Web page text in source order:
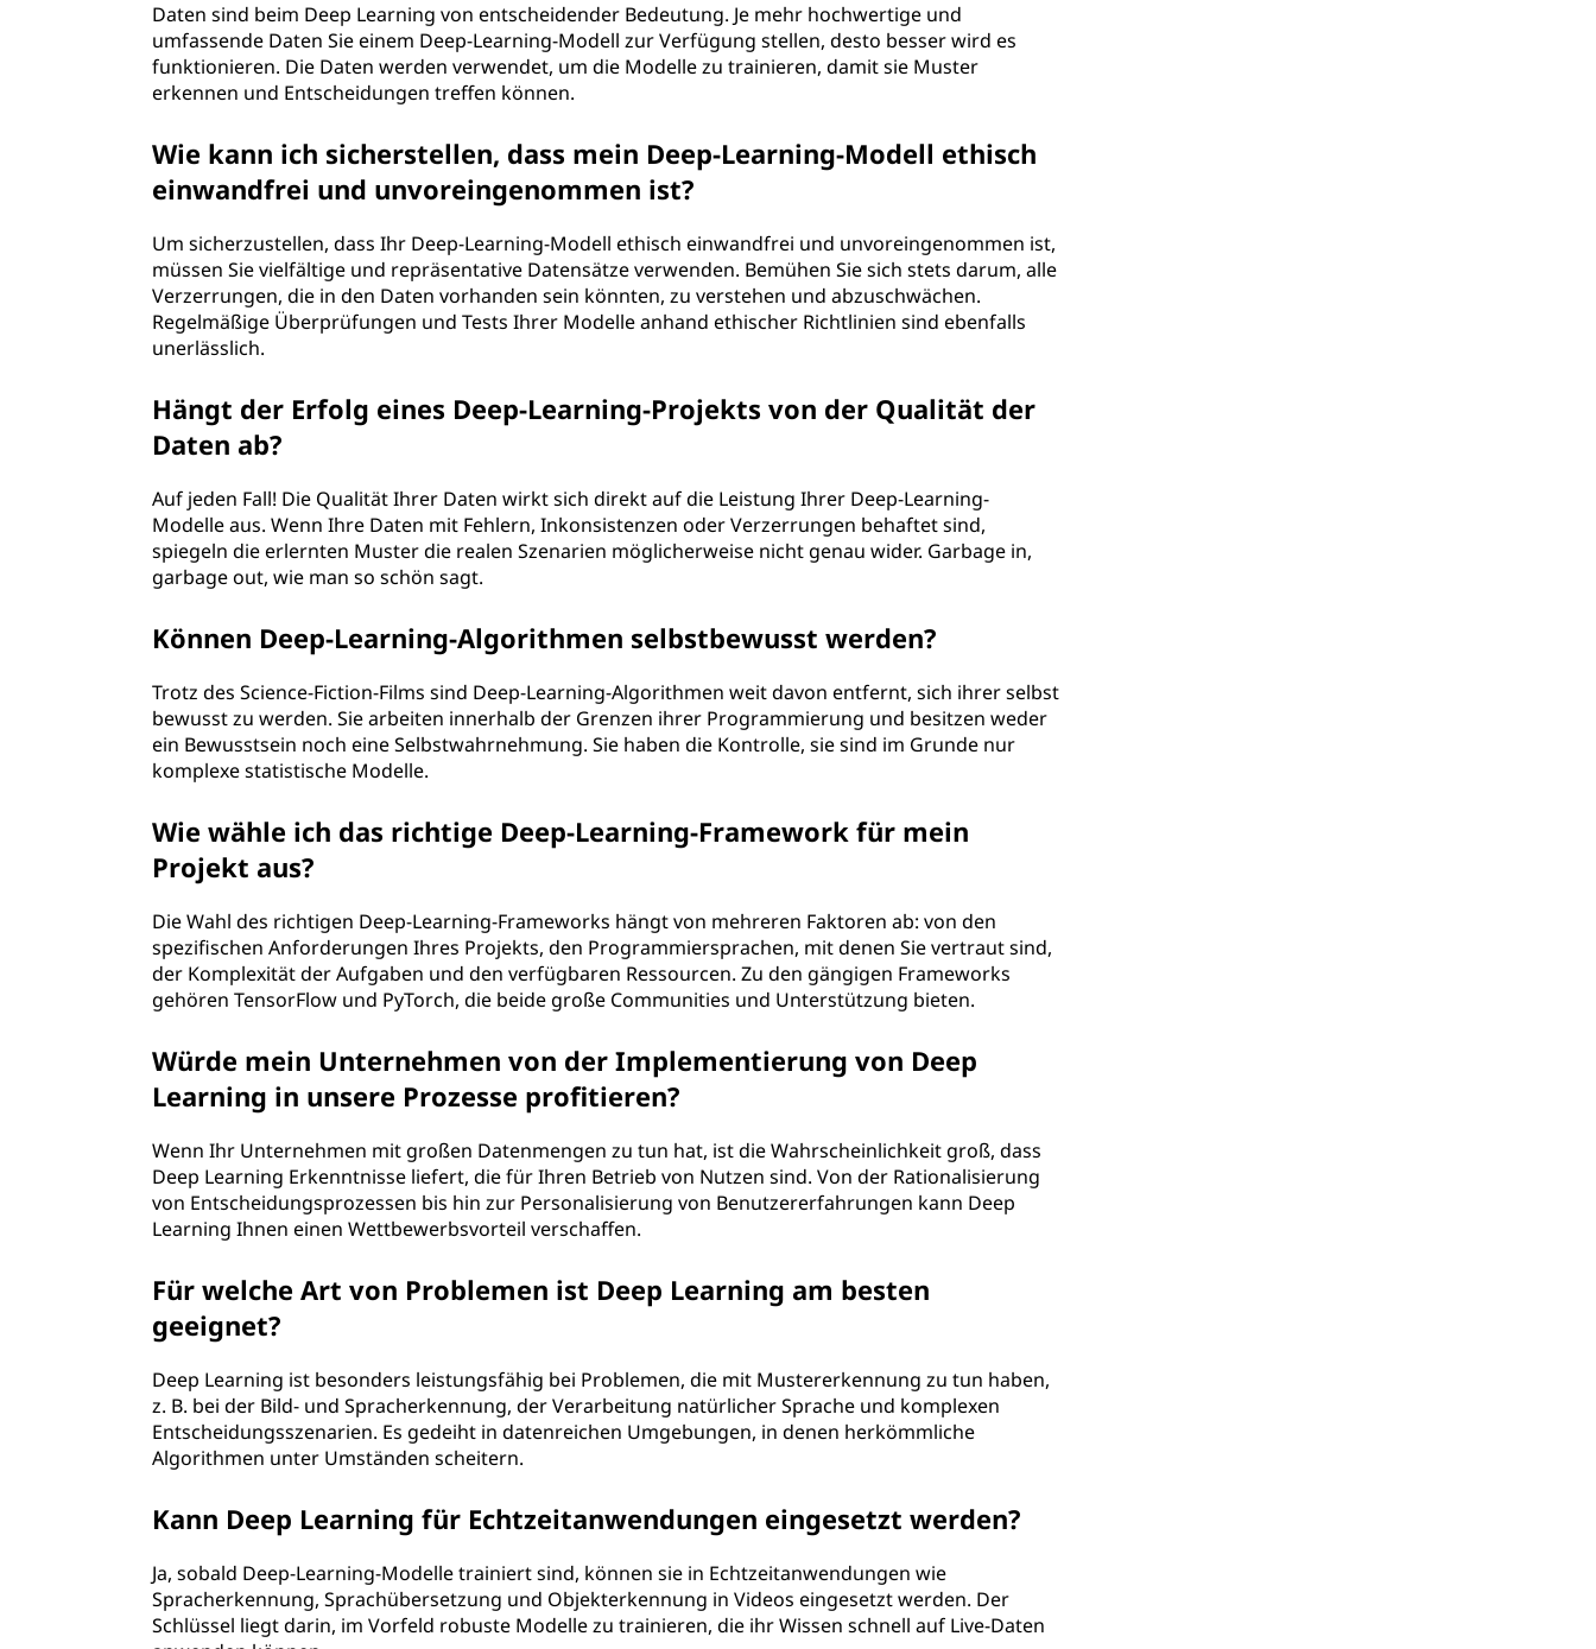
Daten sind beim Deep Learning von entscheidender Bedeutung. Je mehr hochwertige und
umfassende Daten Sie einem Deep-Learning-Modell zur Verfügung stellen, desto besser wird es
funktionieren. Die Daten werden verwendet, um die Modelle zu trainieren, damit sie Muster
erkennen und Entscheidungen treffen können.
Wie kann ich sicherstellen, dass mein Deep-Learning-Modell ethisch
einwandfrei und unvoreingenommen ist?
Um sicherzustellen, dass Ihr Deep-Learning-Modell ethisch einwandfrei und unvoreingenommen ist,
müssen Sie vielfältige und repräsentative Datensätze verwenden. Bemühen Sie sich stets darum, alle
Verzerrungen, die in den Daten vorhanden sein könnten, zu verstehen und abzuschwächen.
Regelmäßige Überprüfungen und Tests Ihrer Modelle anhand ethischer Richtlinien sind ebenfalls
unerlässlich.
Hängt der Erfolg eines Deep-Learning-Projekts von der Qualität der
Daten ab?
Auf jeden Fall! Die Qualität Ihrer Daten wirkt sich direkt auf die Leistung Ihrer Deep-Learning-
Modelle aus. Wenn Ihre Daten mit Fehlern, Inkonsistenzen oder Verzerrungen behaftet sind,
spiegeln die erlernten Muster die realen Szenarien möglicherweise nicht genau wider. Garbage in,
garbage out, wie man so schön sagt.
Können Deep-Learning-Algorithmen selbstbewusst werden?
Trotz des Science-Fiction-Films sind Deep-Learning-Algorithmen weit davon entfernt, sich ihrer selbst
bewusst zu werden. Sie arbeiten innerhalb der Grenzen ihrer Programmierung und besitzen weder
ein Bewusstsein noch eine Selbstwahrnehmung. Sie haben die Kontrolle, sie sind im Grunde nur
komplexe statistische Modelle.
Wie wähle ich das richtige Deep-Learning-Framework für mein
Projekt aus?
Die Wahl des richtigen Deep-Learning-Frameworks hängt von mehreren Faktoren ab: von den
spezifischen Anforderungen Ihres Projekts, den Programmiersprachen, mit denen Sie vertraut sind,
der Komplexität der Aufgaben und den verfügbaren Ressourcen. Zu den gängigen Frameworks
gehören TensorFlow und PyTorch, die beide große Communities und Unterstützung bieten.
Würde mein Unternehmen von der Implementierung von Deep
Learning in unsere Prozesse profitieren?
Wenn Ihr Unternehmen mit großen Datenmengen zu tun hat, ist die Wahrscheinlichkeit groß, dass
Deep Learning Erkenntnisse liefert, die für Ihren Betrieb von Nutzen sind. Von der Rationalisierung
von Entscheidungsprozessen bis hin zur Personalisierung von Benutzererfahrungen kann Deep
Learning Ihnen einen Wettbewerbsvorteil verschaffen.
Für welche Art von Problemen ist Deep Learning am besten
geeignet?
Deep Learning ist besonders leistungsfähig bei Problemen, die mit Mustererkennung zu tun haben,
z. B. bei der Bild- und Spracherkennung, der Verarbeitung natürlicher Sprache und komplexen
Entscheidungsszenarien. Es gedeiht in datenreichen Umgebungen, in denen herkömmliche
Algorithmen unter Umständen scheitern.
Kann Deep Learning für Echtzeitanwendungen eingesetzt werden?
Ja, sobald Deep-Learning-Modelle trainiert sind, können sie in Echtzeitanwendungen wie
Spracherkennung, Sprachübersetzung und Objekterkennung in Videos eingesetzt werden. Der
Schlüssel liegt darin, im Vorfeld robuste Modelle zu trainieren, die ihr Wissen schnell auf Live-Daten